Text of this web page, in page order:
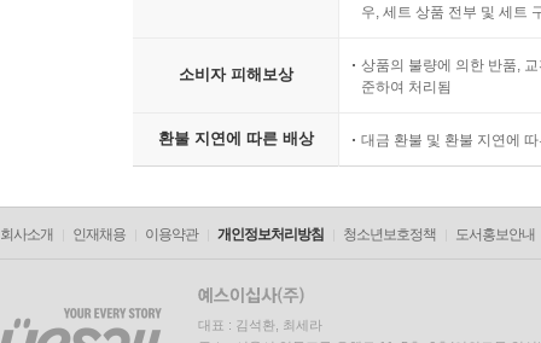
우, 세트 상품 전부 및 세트
소비자 피해보상
상품의 불량에 의한 반품,
준하여 처리됨
환불 지연에 따른 배상 대금 환불 및 환불 지연에
회사소개 인재채용 이용약관 개인정보처리방침 청소년보호정책 도서홍보안내
대표 : 김석환, 최세라